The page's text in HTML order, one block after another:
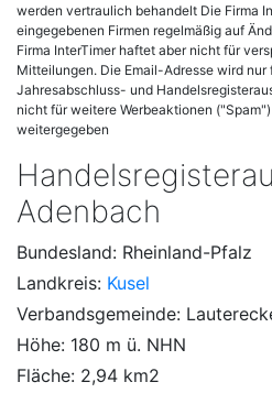
werden vertraulich behandelt Die Firma
eingegebenen Firmen regelmäßig auf
Firma InterTimer haftet aber nicht für
Mitteilungen. Die Email-Adresse wird
Jahresabschluss- und
nicht für weitere Werbeaktionen
weitergegeben
Adenbach
Bundesland: Rheinland-Pfalz
Landkreis: Kusel
Verbandsgemeinde:
Höhe: 180 m ü. NHN
Fläche: 2,94 km2